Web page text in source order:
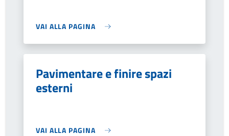
VAI ALLA PAGINA
Pavimentare e finire spazi
esterni
VAI ALLA PAGINA